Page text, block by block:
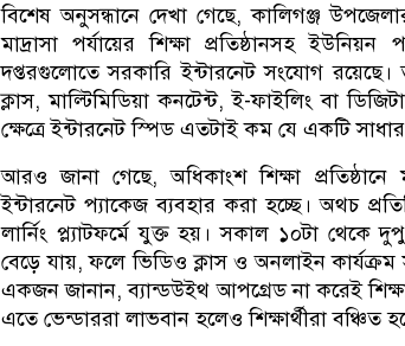
বিশেষ অনুসন্ধানে দেখা গেছে, কালিগঞ্জ
মাদ্রাসা পর্যায়ের শিক্ষা প্রতিষ্ঠানসহ
দপ্তরগুলোতে সরকারি ইন্টারনেট সংযোগ
ক্লাস, মাল্টিমিডিয়া কনটেন্ট, ই-ফাইলিং বা
ক্ষেত্রে ইন্টারনেট স্পিড এতটাই কম যে একটি
আরও জানা গেছে, অধিকাংশ শিক্ষা
ইন্টারনেট প্যাকেজ ব্যবহার করা হচ্ছে। অথচ
লার্নিং প্ল্যাটফর্মে যুক্ত হয়। সকাল ১০টা থেকে
বেড়ে যায়, ফলে ভিডিও ক্লাস ও অনলাইন কার্যক্রম
একজন জানান, ব্যান্ডউইথ আপগ্রেড না করেই
এতে ভেন্ডাররা লাভবান হলেও শিক্ষার্থীরা বঞ্চিত